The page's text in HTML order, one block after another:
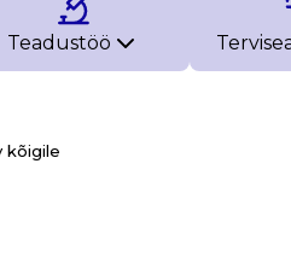
Teadustöö
kõigile